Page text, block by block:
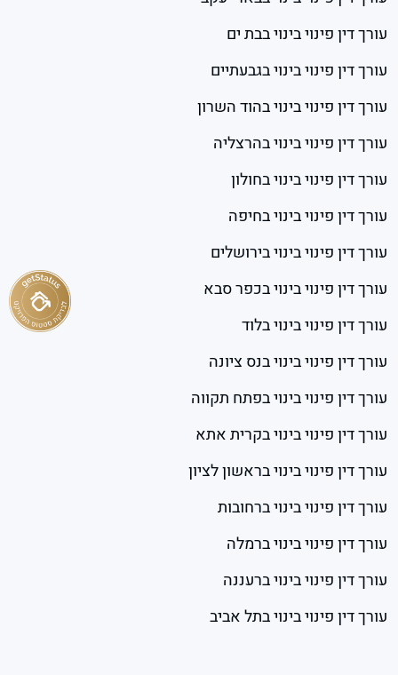
עורך דין פינוי בינוי בבת ים
עורך דין פינוי בינוי בגבעתיים
עורך דין פינוי בינוי בהוד השרון
עורך דין פינוי בינוי בהרצליה
עורך דין פינוי בינוי בחולון
עורך דין פינוי בינוי בחיפה
עורך דין פינוי בינוי בירושלים
עורך דין פינוי בינוי בכפר סבא
עורך דין פינוי בינוי בלוד
עורך דין פינוי בינוי בנס ציונה
עורך דין פינוי בינוי בפתח תקווה
עורך דין פינוי בינוי בקרית אתא
עורך דין פינוי בינוי בראשון לציון
עורך דין פינוי בינוי ברחובות
עורך דין פינוי בינוי ברמלה
עורך דין פינוי בינוי ברעננה
עורך דין פינוי בינוי בתל אביב